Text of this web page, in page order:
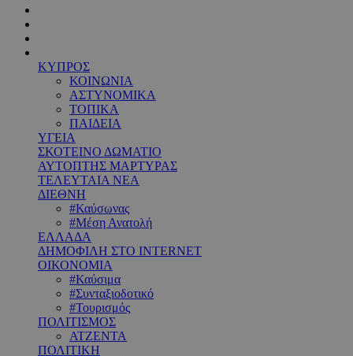
ΚΥΠΡΟΣ
ΚΟΙΝΩΝΙΑ
ΑΣΤΥΝΟΜΙΚΑ
ΤΟΠΙΚΑ
ΠΑΙΔΕΙΑ
ΥΓΕΙΑ
ΣΚΟΤΕΙΝΟ ΔΩΜΑΤΙΟ
ΑΥΤΟΠΤΗΣ ΜΑΡΤΥΡΑΣ
ΤΕΛΕΥΤΑΙΑ ΝΕΑ
ΔΙΕΘΝΗ
#Καύσωνας
#Μέση Ανατολή
ΕΛΛΑΔΑ
ΔΗΜΟΦΙΛΗ ΣΤΟ INTERNET
ΟΙΚΟΝΟΜΙΑ
#Καύσιμα
#Συνταξιοδοτικό
#Τουρισμός
ΠΟΛΙΤΙΣΜΟΣ
ΑΤΖΕΝΤΑ
ΠΟΛΙΤΙΚΗ